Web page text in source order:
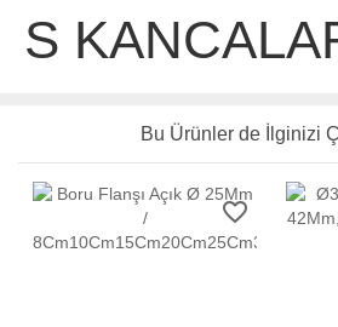
S
Bu Ürünler de İlginizi
favorite_border